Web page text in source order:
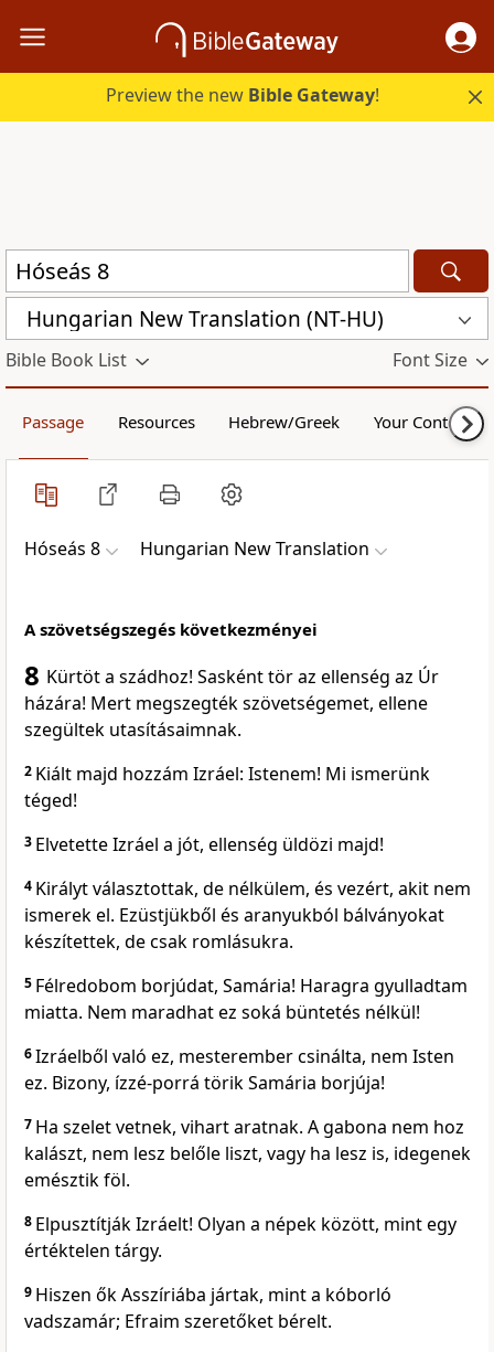
Preview the new Bible Gateway!
Hungarian New Translation (NT-HU)
Bible Book List Font Size
Passage Resources Hebrew/Greek Your Content
Hóseás 8 Hungarian New Translation
A szövetségszegés következményei
8 Kürtöt a szádhoz! Sasként tör az ellenség az Úr
házára! Mert megszegték szövetségemet, ellene
szegültek utasításaimnak.
2 Kiált majd hozzám Izráel: Istenem! Mi ismerünk
téged!
3 Elvetette Izráel a jót, ellenség üldözi majd!
4 Királyt választottak, de nélkülem, és vezért, akit nem
ismerek el. Ezüstjükből és aranyukból bálványokat
készítettek, de csak romlásukra.
5 Félredobom borjúdat, Samária! Haragra gyulladtam
miatta. Nem maradhat ez soká büntetés nélkül!
6Izráelből való ez, mesterember csinálta, nem Isten
ez. Bizony, ízzé-porrá törik Samária borjúja!
7 Ha szelet vetnek, vihart aratnak. A gabona nem hoz
kalászt, nem lesz belőle liszt, vagy ha lesz is, idegenek
emésztik föl.
8 Elpusztítják Izráelt! Olyan a népek között, mint egy
értéktelen tárgy.
9 Hiszen ők Asszíriába jártak, mint a kóborló
vadszamár; Efraim szeretőket bérelt.